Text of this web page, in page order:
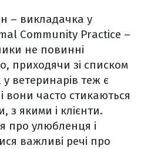
– викладачка у
Community Practice –
не повинні
приходячи зі списком
ветеринарів теж є
вони часто стикаються
з якими і клієнти.
про улюбленця і
важливі речі про